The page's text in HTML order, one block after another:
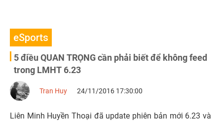
eSports
5 điều QUAN TRỌNG cần phải biết để không feed
trong LMHT 6.23
Tran Huy 24/11/2016 17:30:00
Liên Minh Huyền Thoại đã update phiên bản mới 6.23 và